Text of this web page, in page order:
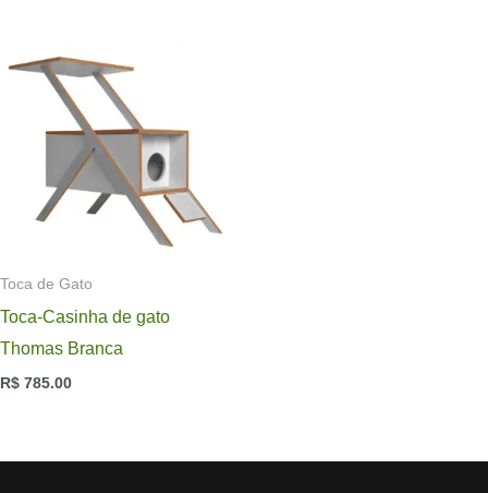
Toca de Gato
Toca-Casinha de gato
Thomas Branca
R$ 785.00